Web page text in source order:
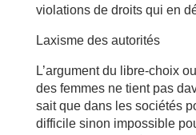
violations de droits qui en
Laxisme des autorités
L’argument du libre-choix
des femmes ne tient pas
sait que dans les sociétés
difficile sinon impossible